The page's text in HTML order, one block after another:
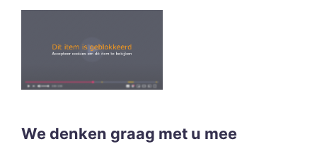
We denken graag met u mee